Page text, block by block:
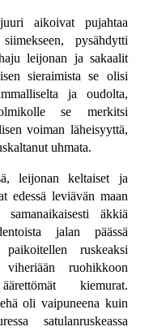
aikoivat pujahtaa
pysähdytti
leijonan ja sakaalit
sieraimista se olisi
ja oudolta,
se merkitsi
voiman läheisyyttä,
uhmata.
leijonan keltaiset ja
edessä leviävän maan
äkkiä
jalan päässä
ruskeaksi
ruohikkoon
kiemurat.
oli vaipuneena kuin
satulanruskeassa